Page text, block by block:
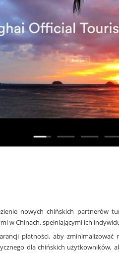
nowych chińskich partnerów
w Chinach, spełniającymi ich
płatności, aby
dla chińskich